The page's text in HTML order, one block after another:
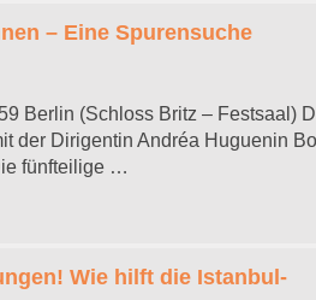
– Eine Spurensuche
Berlin (Schloss Britz – Festsaal)
der Dirigentin Andréa Huguenin
fünfteilige …
Wie hilft die Istanbul-